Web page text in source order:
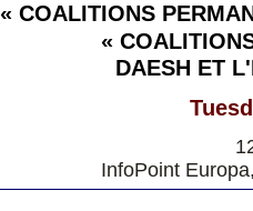
« COALITIONS
«
DAESH ET
InfoPoint